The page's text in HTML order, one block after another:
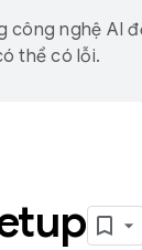
công nghệ AI
thể có lỗi.